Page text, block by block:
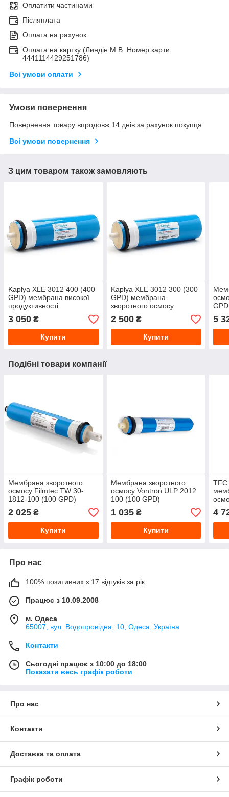
Оплатити частинами
Післяплата
Оплата на рахунок
Оплата на картку (Линдін М.В. Номер карти:
4441114429251786)
Всі умови оплати
Умови повернення
Повернення товару впродовж 14 днів за рахунок покупця
Всі умови повернення
З цим товаром також замовляють
Kaplya XLE 3012 400 (400
GPD) мембрана високої
продуктивності
3 050 ₴
Купити
Kaplya XLE 3012 300 (300
GPD) мембрана
зворотного осмосу
2 500₴
Купити
GPD
5
Подібні товари компанії
Мембрана зворотного
осмосу Filmtec ТW 30-
1812-100 (100 GPD)
2 025 ₴
Купити
Мембрана зворотного
осмосу Vontron ULP 2012
100 (100 GPD)
1 035₴
Купити
4
Про нас
100% позитивних з 17 відгуків за рік
Працює з 10.09.2008
м. Одеса
65007, вул. Водопровідна, 10, Одеса, Україна
Контакти
Сьогодні працює з 10:00 до 18:00
Показати весь графік роботи
Про нас
Контакти
Доставка та оплата
Графік роботи